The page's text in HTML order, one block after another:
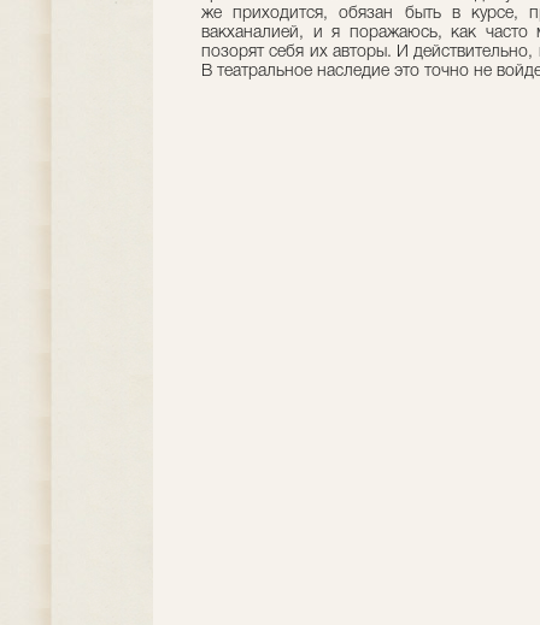
же приходится, обязан быть в курсе,
вакханалией, и я поражаюсь, как часто
позорят себя их авторы. И
В театральное наследие это точно не